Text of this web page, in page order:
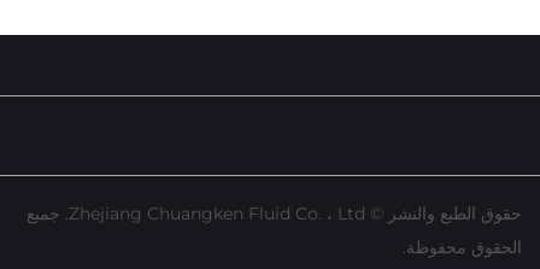
حقوق الطبع والنشر © Zhejiang Chuangken Fluid Co. ، Ltd. جميع
الحقوق محفوظة.